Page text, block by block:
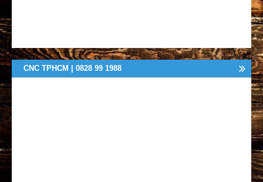
CNC TPHCM | 0828 99 1988